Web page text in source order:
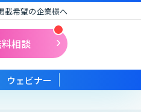
載希望の企業様へ
相談
ウェビナー